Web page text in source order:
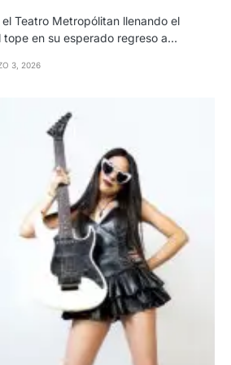
Teatro Metropólitan llenando el
tope en su esperado regreso a…
3, 2026